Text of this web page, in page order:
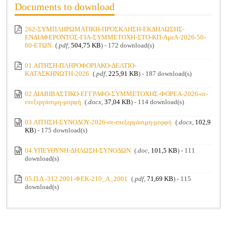
Documents to download
262-ΣΥΜΠΛΗΡΩΜΑΤΙΚΗ-ΠΡΟΣΚΛΗΣΗ-ΕΚΔΗΛΩΣΗΣ-
ΕΝΔΙΑΦΕΡΟΝΤΟΣ-ΓΙΑ-ΣΥΜΜΕΤΟΧΗ-ΣΤΟ-ΚΠ-ΑμεΑ-2026-50-
60-ΕΤΩΝ ( .pdf, 504,75 KB) - 172 download(s)
01.ΑΙΤΗΣΗ-ΠΛΗΡΟΦΟΡΙΑΚΟ-ΔΕΛΤΙΟ-
ΚΑΤΑΣΚΗΝΩΤΗ-2026 ( .pdf, 225,91 KB) - 187 download(s)
02.ΔΙΑΒΙΒΑΣΤΙΚΟ-ΕΓΓΡΑΦΟ-ΣΥΜΜΕΤΟΧΗΣ-ΦΟΡΕΑ-2026-σε-
επεξεργάσιμη-μορφή ( .docx, 37,04 KB) - 114 download(s)
03.ΑΙΤΗΣΗ-ΣΥΝΟΔΟΥ-2026-σε-επεξεργάσιμη-μορφή ( .docx, 102,9
KB) - 175 download(s)
04.ΥΠΕΥΘΥΝΗ-ΔΗΛΩΣΗ-ΣΥΝΟΔΩΝ ( .doc, 101,5 KB) - 111
download(s)
05.Π.Δ.-312.2001-ΦΕΚ-210_Α_2001 ( .pdf, 71,69 KB) - 115
download(s)